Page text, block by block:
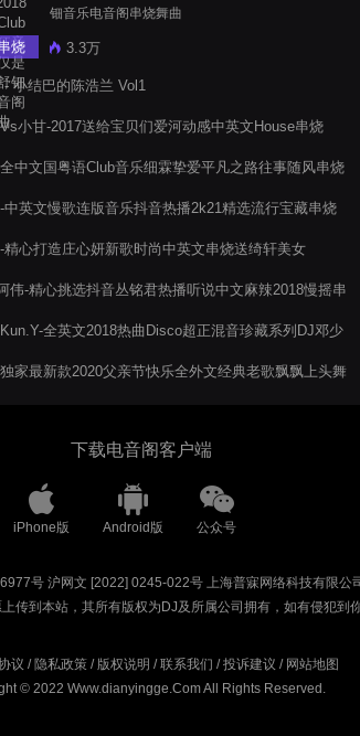
烧
钿音乐电音阁串烧舞曲
3.3万
- 小结巴的陈浩兰 Vol1
小甘-2017送给宝贝们爱河动感中英文House串烧
中文国粤语Club音乐细霖挚爱平凡之路往事随风串烧
中英文慢歌连版音乐抖音热播2k21精选流行宝藏串烧
精心打造庄心妍新歌时尚中英文串烧送绮轩美女
伟-精心挑选抖音丛铭君热播听说中文麻辣2018慢摇串
全英文2018热曲Disco超正混音珍藏系列DJ邓少
家最新款2020父亲节快乐全外文经典老歌飘飘上头舞
下载电音阁客户端
iPhone版 Android版 公众号
号 沪网文 [2022] 0245-022号 上海普寐网络科技有限公
传到本站，其所有版权为DJ及所属公司拥有，如有侵犯到
议 / 隐私政策/ 版权说明 /联系我们 /投诉建议 / 网站地图
© 2022 Www.dianyingge.Com All Rights Reserved.